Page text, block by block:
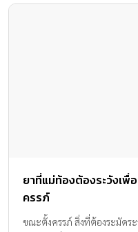
ยาที่แม่ท้องต้องระวังเ
ครรภ์
ขณะตั้งครรภ์ สิ่งที่ต้องระมัดระ